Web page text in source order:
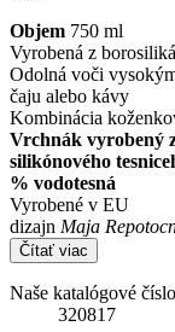
Objem 750 ml
Vyrobená z
Odolná voči
čaju alebo kávy
Kombinácia
Vrchnák vyrobený
silikónového
% vodotesná
Vyrobené v EU
dizajn Maja
Čítať viac
Naše katalógové číslo
320817